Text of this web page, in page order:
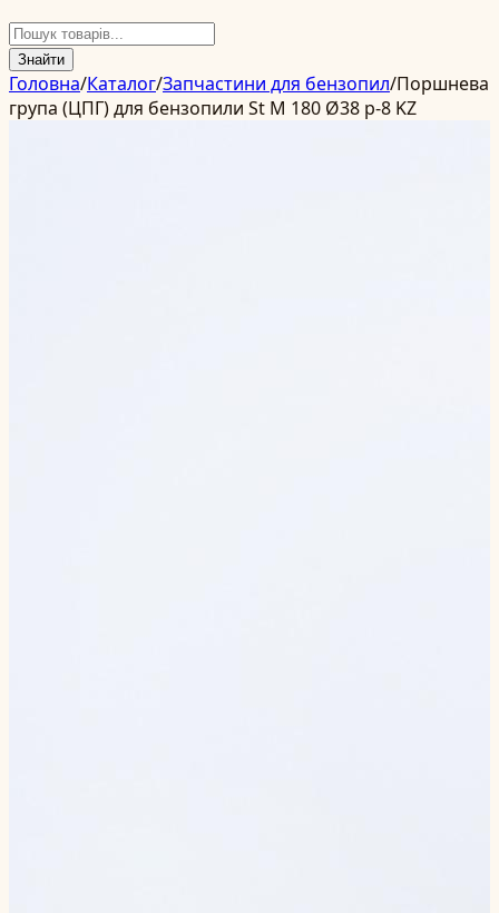
Знайти
Головна/Каталог/Запчастини для бензопил/Поршнева
група (ЦПГ) для бензопили St M 180 Ø38 p-8 KZ